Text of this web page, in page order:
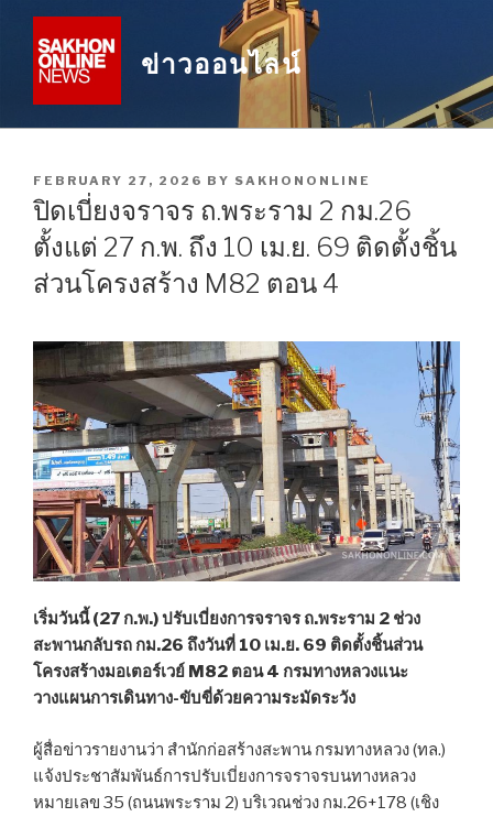
content
ข่าวออนไลน์
POSTED
ON
FEBRUARY 27, 2026 BY SAKHONONLINE
ปิดเบี่ยงจราจร ถ.พระราม 2 กม.26
ตั้งแต่ 27 ก.พ. ถึง 10 เม.ย. 69 ติดตั้งชิ้น
ส่วนโครงสร้าง M82 ตอน 4
เริ่มวันนี้ (27 ก.พ.) ปรับเบี่ยงการจราจร ถ.พระราม 2 ช่วง
สะพานกลับรถ กม.26 ถึงวันที่ 10 เม.ย. 69 ติดตั้งชิ้นส่วน
โครงสร้างมอเตอร์เวย์ M82 ตอน 4 กรมทางหลวงแนะ
วางแผนการเดินทาง-ขับขี่ด้วยความระมัดระวัง
ผู้สื่อข่าวรายงานว่า สำนักก่อสร้างสะพาน กรมทางหลวง (ทล.)
แจ้งประชาสัมพันธ์การปรับเบี่ยงการจราจรบนทางหลวง
หมายเลข 35 (ถนนพระราม 2) บริเวณช่วง กม.26+178 (เชิง